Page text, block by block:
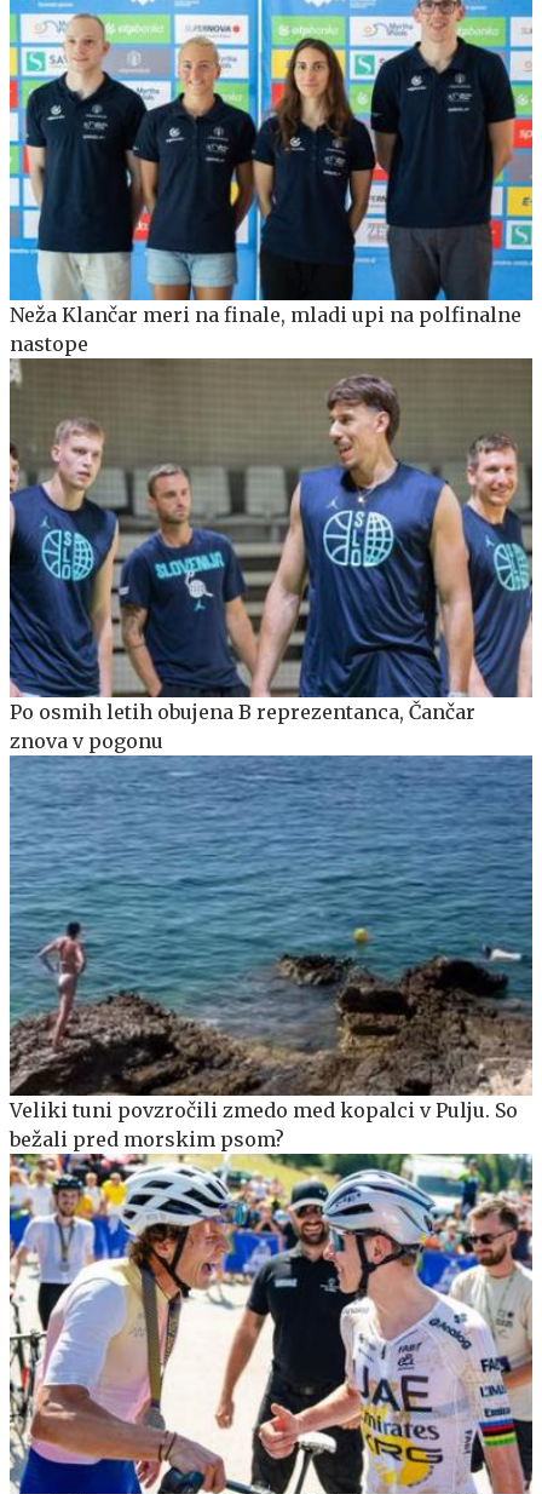
Neža Klančar meri na finale, mladi upi na polfinalne
nastope
Po osmih letih obujena B reprezentanca, Čančar
znova v pogonu
Veliki tuni povzročili zmedo med kopalci v Pulju. So
bežali pred morskim psom?